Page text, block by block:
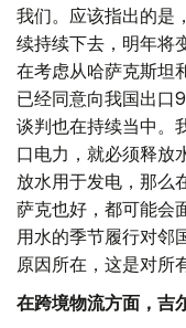
我们。应该指出的是
续持续下去，明年将
在考虑从哈萨克斯坦
已经同意向我国出口
谈判也在持续当中。
口电力，就必须释放
放水用于发电，那么
萨克也好，都可能会
用水的季节履行对邻
原因所在，这是对所
在跨境物流方面，吉